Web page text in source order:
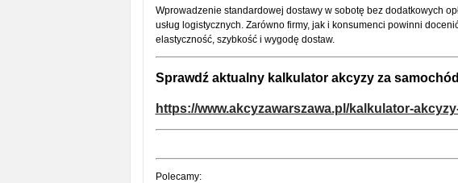
Wprowadzenie standardowej dostawy w sobotę bez dodatkowych
usług logistycznych. Zarówno firmy, jak i konsumenci powinni
elastyczność, szybkość i wygodę dostaw.
Sprawdź aktualny kalkulator akcyzy za
https://www.akcyzawarszawa.pl/kalkulator-
Polecamy: